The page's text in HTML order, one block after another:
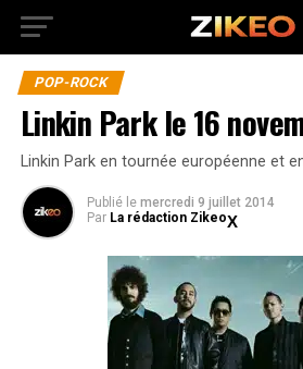
POP-ROCK
Linkin Park le 16
Linkin Park en tournée européenne et
Publié le mercredi 9 juillet 2014
Par La rédaction Zikeo